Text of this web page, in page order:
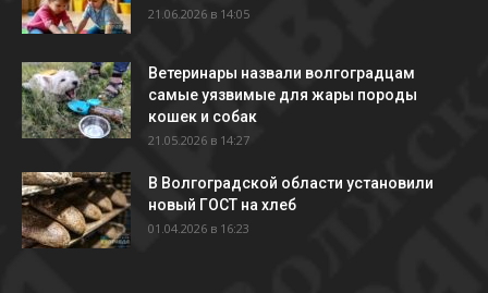
21.06.2026 в 14:05
Ветеринары назвали волгоградцам
самые уязвимые для жары породы
кошек и собак
21.05.2026 в 14:27
В Волгоградской области установили
новый ГОСТ на хлеб
01.04.2026 в 16:23